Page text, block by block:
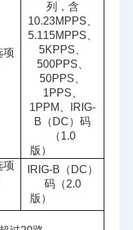
项
列，含
10.23MPPS、
5.115MPPS、
5KPPS、
500PPS、
50PPS、
1PPS、
1PPM 、
IRIG-
B （ DC）码
（1.0
版）
项
IRIG-B （ DC）
码（2.0
版）